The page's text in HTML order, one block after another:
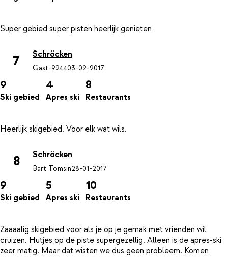
7 Schröcken
Gast-924403-02-2017
9
Ski gebied
4
Apres ski
8
Restaurants
8 Schröcken
Bart Tomsin28-01-2017
9
Ski gebied
5
Apres ski
10
Restaurants
Zaaaalig skigebied voor als je op je gemak met vrienden wil
cruizen. Hutjes op de piste supergezellig. Alleen is de apres-ski
zeer matig. Maar dat wisten we dus geen probleem. Komen